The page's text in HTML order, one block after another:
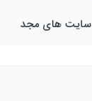
سایت های مجد